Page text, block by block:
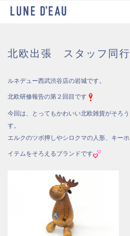
北欧出張 スタッフ同行
ルネデュー西武渋谷店の岩城です。
北欧研修報告の第２回目です
今回は、とってもかわいい北欧雑貨がそろ
す。
エルクのツボ押しやシロクマの人形、キー
イテムをそろえるブランドです